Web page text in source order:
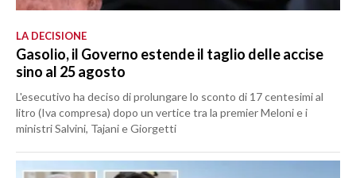
LA DECISIONE
Gasolio, il Governo estende il taglio delle accise
sino al 25 agosto
L'esecutivo ha deciso di prolungare lo sconto di 17 centesimi al
litro (Iva compresa) dopo un vertice tra la premier Meloni e i
ministri Salvini, Tajani e Giorgetti